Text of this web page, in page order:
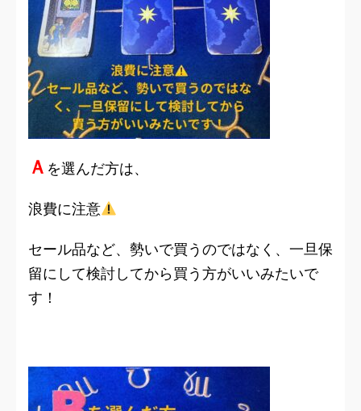
Ａ を選んだ方は、
浪費に注意
セール品など、勢いで買うのではなく、一旦保
留にして検討してから買う方がいいみたいで
す！